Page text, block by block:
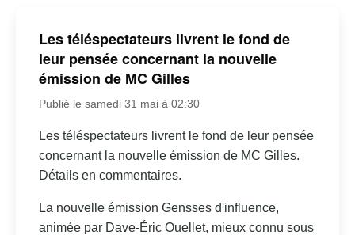
Les téléspectateurs livrent le fond de
leur pensée concernant la nouvelle
émission de MC Gilles
Publié le samedi 31 mai à 02:30
Les téléspectateurs livrent le fond de leur pensée
concernant la nouvelle émission de MC Gilles.
Détails en commentaires.
La nouvelle émission Gensses d'influence,
animée par Dave-Éric Ouellet, mieux connu sous